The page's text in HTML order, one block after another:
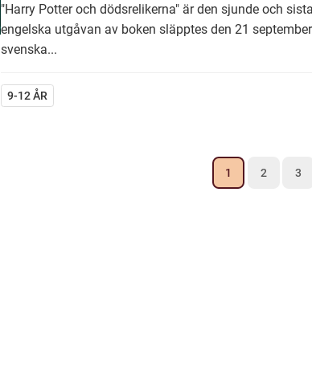
"Harry Potter och dödsrelikerna" är den sjunde och
engelska utgåvan av boken släpptes den 21
svenska...
9-12 ÅR
1 2 3